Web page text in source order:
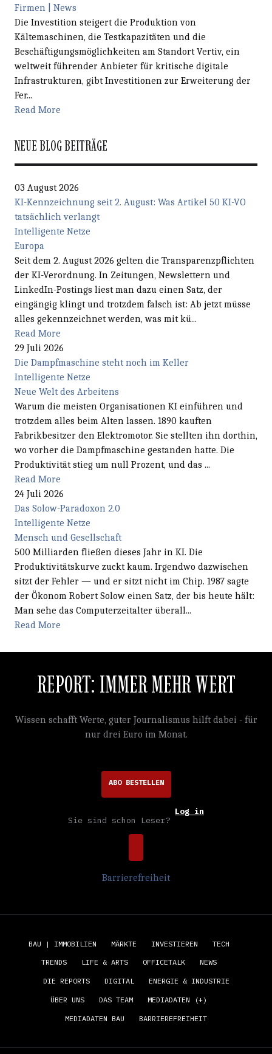
Firmen | News
Die Investition steigert die Produktion von
Kältemaschinen, die Testkapazitäten und die
Beschäftigungsmöglichkeiten am Standort Vertiv, ein
weltweit führender Anbieter für kritische digitale
Infrastrukturen, gibt Investitionen zur Erweiterung der
Fer...
Read More
NEUE BLOG BEITRÄGE
03 August 2026
KI-Kennzeichnung seit 2. August: Was Artikel 50 KI-VO
tatsächlich verlangt
Intelligente Netze
Europa
Seit dem 2. August 2026 gelten die Transparenzpflichten
der KI-Verordnung. In Zeitungen, Newslettern und
LinkedIn-Postings liest man dazu einen Satz, der
eingängig klingt und trotzdem falsch ist: Ab jetzt müsse
alles gekennzeichnet werden, was mit kü...
Read More
29 Juli 2026
Die Dampfmaschine steht noch im Keller
Intelligente Netze
Neue Welt des Arbeitens
Warum die meisten Organisationen KI einführen und
trotzdem alles beim Alten lassen. 1890 kauften
Fabrikbesitzer den Elektromotor. Sie stellten ihn dorthin,
wo vorher die Dampfmaschine gestanden hatte. Die
Produktivität stieg um null Prozent, und das ...
Read More
24 Juli 2026
Das Solow-Paradoxon 2.0
Intelligente Netze
Mensch und Gesellschaft
500 Milliarden fließen dieses Jahr in KI. Die
Produktivitätskurve zuckt kaum. Irgendwo dazwischen
sitzt der Fehler — und er sitzt nicht im Chip. 1987 sagte
der Ökonom Robert Solow einen Satz, der bis heute hält:
Man sehe das Computerzeitalter überall...
Read More
REPORT: IMMER MEHR WERT
Wissen schafft Werte, guter Journalismus hilft dabei - für
nur drei Euro im Monat.
ABO BESTELLEN
Sie sind schon Leser?
Log in
Barrierefreiheit
BAU | IMMOBILIEN MÄRKTE INVESTIEREN TECH
TRENDS LIFE & ARTS OFFICETALK NEWS
DIE REPORTS DIGITAL ENERGIE & INDUSTRIE
ÜBER UNS DAS TEAM MEDIADATEN (+)
MEDIADATEN BAU BARRIEREFREIHEIT